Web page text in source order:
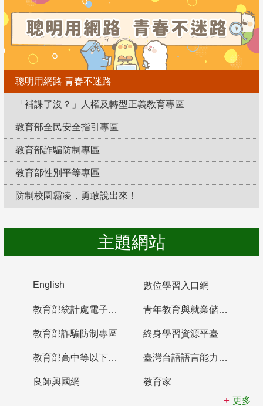
聰明用網路 青春不迷路
「補課了沒？」人權及轉型正義教育專區
教育部全民安全指引專區
教育部詐騙防制專區
教育部性別平等專區
防制校園霸凌，勇敢說出來！
主題網站
English 數位學習入口網
教育部統計處電子書櫃 青年教育與就業儲蓄帳戶
教育部詐騙防制專區 終身學習資源平臺
教育部高中等以下學校及幼兒園教師資格檢定考試 臺灣台語語言能力認證網站
良師興國網
教育家
更多